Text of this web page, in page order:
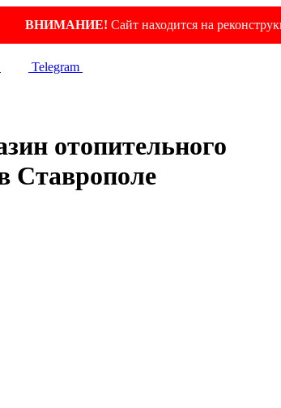
ВНИМАНИЕ! Сайт находится на
Telegram
отопительного
Ставрополе